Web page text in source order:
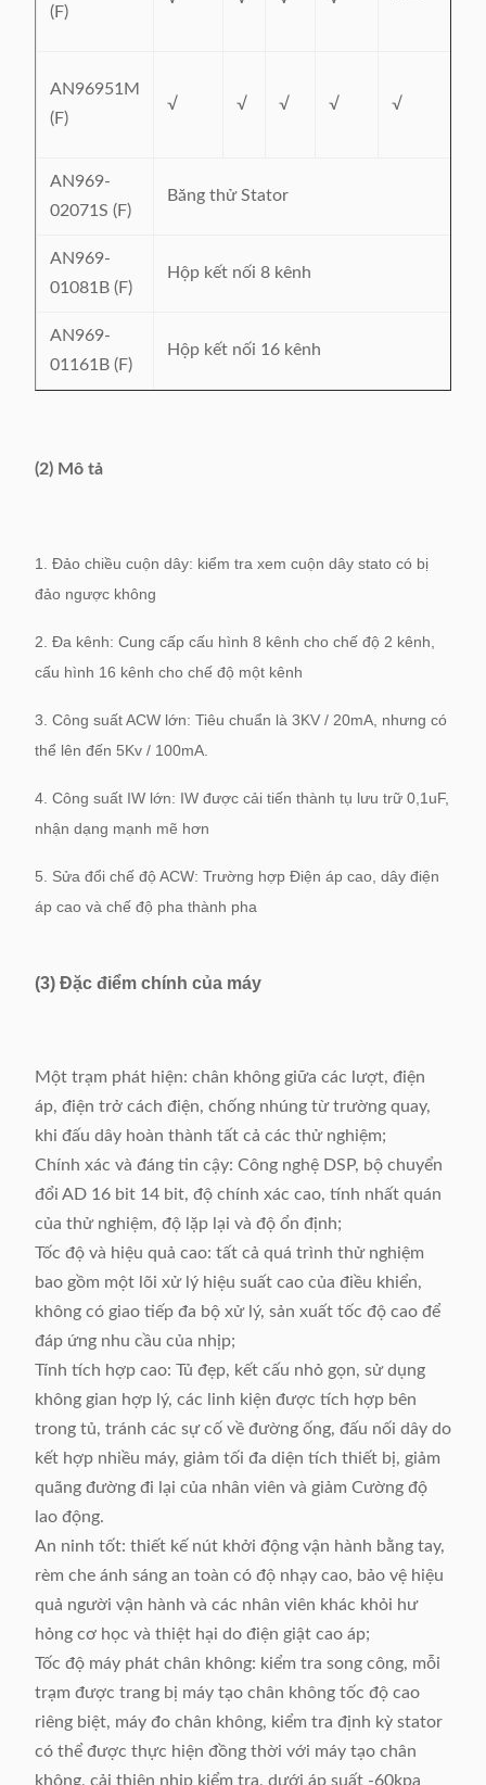
(F)
AN96951M
(F)
√ √ √ √ √
AN969-
02071S (F)
Băng thử Stator
AN969-
01081B (F)
Hộp kết nối 8 kênh
AN969-
01161B (F)
Hộp kết nối 16 kênh
(2) Mô tả
1. Đảo chiều cuộn dây: kiểm tra xem cuộn dây stato có bị
đảo ngược không
2. Đa kênh: Cung cấp cấu hình 8 kênh cho chế độ 2 kênh,
cấu hình 16 kênh cho chế độ một kênh
3. Công suất ACW lớn: Tiêu chuẩn là 3KV / 20mA, nhưng có
thể lên đến 5Kv / 100mA.
4. Công suất IW lớn: IW được cải tiến thành tụ lưu trữ 0,1uF,
nhận dạng mạnh mẽ hơn
5. Sửa đổi chế độ ACW: Trường hợp Điện áp cao, dây điện
áp cao và chế độ pha thành pha
(3) Đặc điểm chính của máy
Một trạm phát hiện: chân không giữa các lượt, điện
áp, điện trở cách điện, chống nhúng từ trường quay,
khi đấu dây hoàn thành tất cả các thử nghiệm;
Chính xác và đáng tin cậy: Công nghệ DSP, bộ chuyển
đổi AD 16 bit 14 bit, độ chính xác cao, tính nhất quán
của thử nghiệm, độ lặp lại và độ ổn định;
Tốc độ và hiệu quả cao: tất cả quá trình thử nghiệm
bao gồm một lõi xử lý hiệu suất cao của điều khiển,
không có giao tiếp đa bộ xử lý, sản xuất tốc độ cao để
đáp ứng nhu cầu của nhịp;
Tính tích hợp cao: Tủ đẹp, kết cấu nhỏ gọn, sử dụng
không gian hợp lý, các linh kiện được tích hợp bên
trong tủ, tránh các sự cố về đường ống, đấu nối dây do
kết hợp nhiều máy, giảm tối đa diện tích thiết bị, giảm
quãng đường đi lại của nhân viên và giảm Cường độ
lao động.
An ninh tốt: thiết kế nút khởi động vận hành bằng tay,
rèm che ánh sáng an toàn có độ nhạy cao, bảo vệ hiệu
quả người vận hành và các nhân viên khác khỏi hư
hỏng cơ học và thiệt hại do điện giật cao áp;
Tốc độ máy phát chân không: kiểm tra song công, mỗi
trạm được trang bị máy tạo chân không tốc độ cao
riêng biệt, máy đo chân không, kiểm tra định kỳ stator
có thể được thực hiện đồng thời với máy tạo chân
không, cải thiện nhịp kiểm tra, dưới áp suất -60kpa